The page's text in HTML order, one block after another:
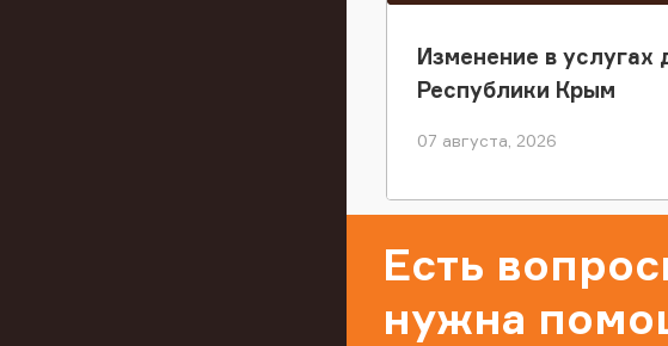
Изменение в услугах
Республики Крым
07 августа, 2026
Есть
нужна